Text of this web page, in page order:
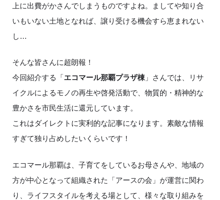
上に出費がかさんでしまうものですよね。ましてや知り合
いもいない土地となれば、譲り受ける機会すら恵まれない
し…
そんな皆さんに超朗報！
今回紹介する「エコマール那覇プラザ棟 」さんでは、リサ
イクルによるモノの再生や啓発活動で、物質的・精神的な
豊かさを市民生活に還元しています。
これはダイレクトに実利的な記事になります。素敵な情報
すぎて独り占めしたいくらいです！
エコマール那覇は、子育てをしているお母さんや、地域の
方が中心となって組織された「アースの会」が運営に関わ
り、ライフスタイルを考える場として、様々な取り組みを